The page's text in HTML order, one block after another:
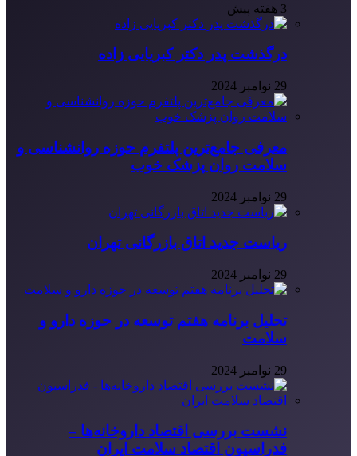
3 هفته پیش
درگذشت پدر دکتر کبریایی زاده
29 نوامبر 2024
معرفی جامع‌ترین پلتفرم حوزه روانشناسی و
سلامت روان پزشک خوب
29 نوامبر 2024
ریاست جدید اتاق بازرگانی تهران
29 نوامبر 2024
تحلیل برنامه هفتم توسعه در حوزه دارو و
سلامت
29 نوامبر 2024
نشست بررسی اقتصاد داروخانه‌ها –
فدراسیون اقتصاد سلامت ایران